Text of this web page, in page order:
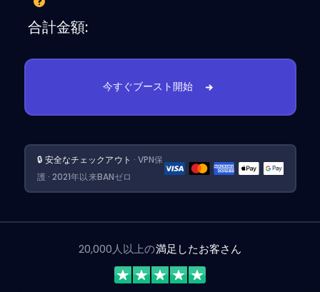
合計金額:
今すぐブースト開始
🔒 安全なチェックアウト · VPN保
護 · 2021年以来BANゼロ
20,000人以上の満足したお客さん